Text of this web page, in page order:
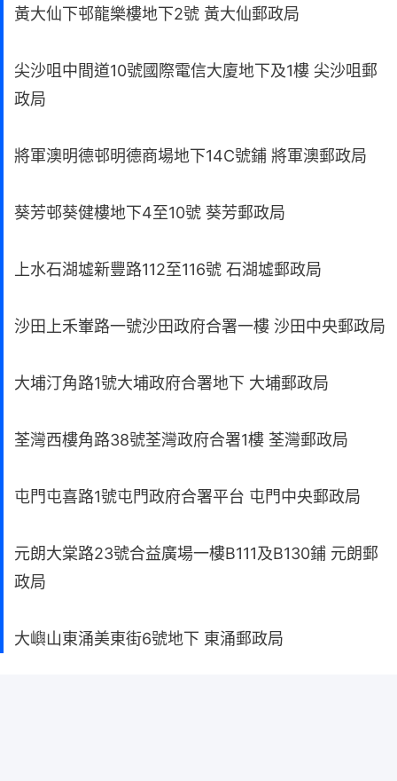
黃大仙下邨龍樂樓地下2號 黃大仙郵政局
尖沙咀中間道10號國際電信大廈地下及1樓 尖沙咀郵
政局
將軍澳明德邨明德商場地下14C號鋪 將軍澳郵政局
葵芳邨葵健樓地下4至10號 葵芳郵政局
上水石湖墟新豐路112至116號 石湖墟郵政局
沙田上禾輋路一號沙田政府合署一樓 沙田中央郵政局
大埔汀角路1號大埔政府合署地下 大埔郵政局
荃灣西樓角路38號荃灣政府合署1樓 荃灣郵政局
屯門屯喜路1號屯門政府合署平台 屯門中央郵政局
元朗大棠路23號合益廣場一樓B111及B130鋪 元朗郵
政局
大嶼山東涌美東街6號地下 東涌郵政局